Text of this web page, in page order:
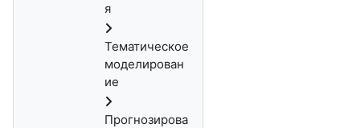
я
Тематическое
моделирован
ие
Прогнозирова